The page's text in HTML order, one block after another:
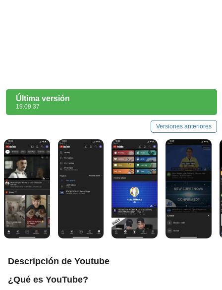
Última versión
19.09.37
Versiones anteriores
Descripción de Youtube
¿Qué es YouTube?